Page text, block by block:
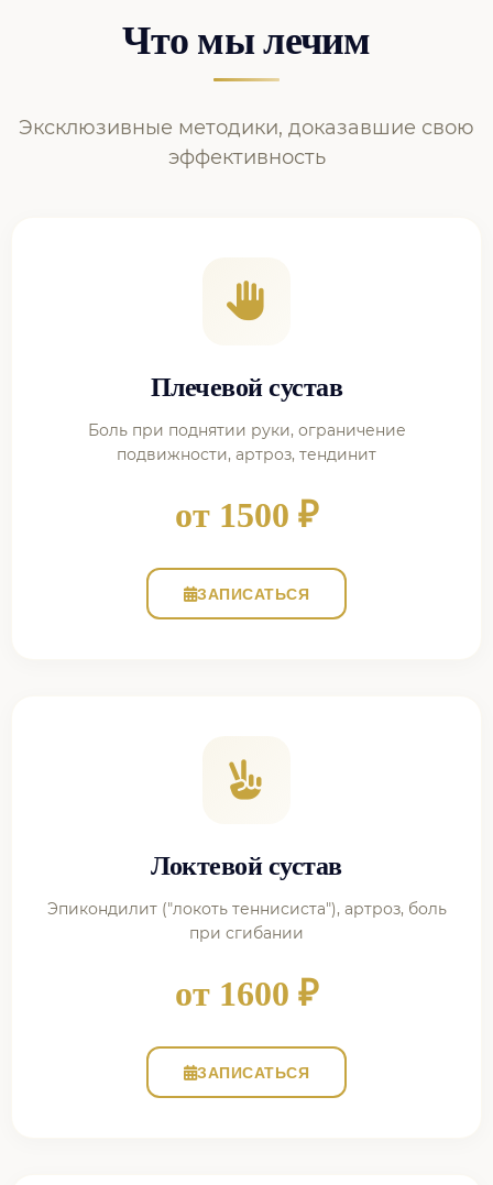
Что мы лечим
Эксклюзивные методики, доказавшие свою
эффективность
Плечевой сустав
Боль при поднятии руки, ограничение
подвижности, артроз, тендинит
от 1500 ₽
ЗАПИСАТЬСЯ
Локтевой сустав
Эпикондилит ("локоть теннисиста"), артроз, боль
при сгибании
от 1600 ₽
ЗАПИСАТЬСЯ